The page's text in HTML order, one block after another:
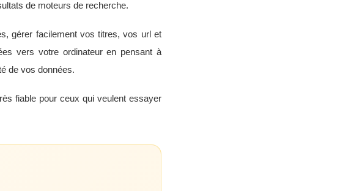
de moteurs de recherche.
gérer facilement vos titres, vos url et
vers votre ordinateur en pensant à
de vos données.
fiable pour ceux qui veulent essayer